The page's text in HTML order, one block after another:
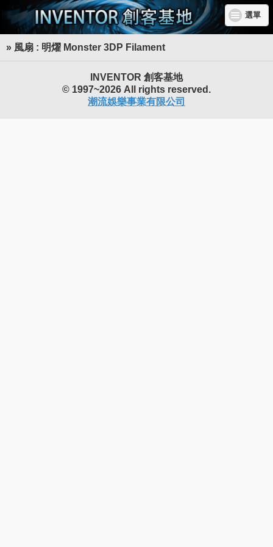
選單
» 風扇 : 明燿 Monster 3DP Filament
INVENTOR 創客基地
© 1997~2026 All rights reserved.
潮流娛樂事業有限公司